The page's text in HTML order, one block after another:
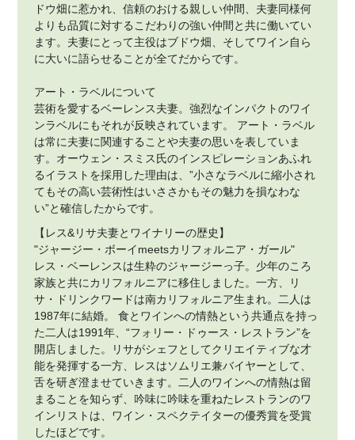
ドウ畑に惹かれ、信頼のおける親しい仲間、夫妻同様何
よりも品質に対するこだわりの強い仲間と共に働いてい
ます。夫妻にとって主役はブドウ畑、そしてワイン自ら
に大いに語らせることが全てだからです。
アート・ラベルについて
芸術を愛するベーレンス夫妻。強烈なインパクトのワイ
ンラベルにもそれが反映されています。 アート・ラベル
は常に夫妻に関連することや夫妻の思いを表していま
す。オーウェン・スミス氏のインスピレーションあふれ
るイラストを採用した理由は、”小さなラベルに縮小され
てもその高い芸術性はいささかもその魅力を損なわな
い”と確信したからです。
【レス&リサ夫妻とワイナリーの歴史】
"ジャージー・ボーイmeetsカリフォルニア・ガール"
レス・ベーレンスは生粋のジャージーっ子。少年のころ
家族と共にカリフォルニアに移住しました。一方、リ
サ・ドリンクワードは南カリフォルニア生まれ。二人は
1987年に結婚。 食とワインへの情熱という共通点を持っ
た二人は1991年、“フォリー・ドゥース・レストラン”を
開店しました。リサがシェフとしてクリエイティブな才
能を発揮する一方、レスはソムリエ兼バイヤーとして、
舌を研ぎ澄ませていきます。二人のワインへの情熱は留
まることを知らず、吟味に吟味を重ねたレストランのワ
インリストは、ワイン・スペクテイターの優秀賞を受賞
したほどです。